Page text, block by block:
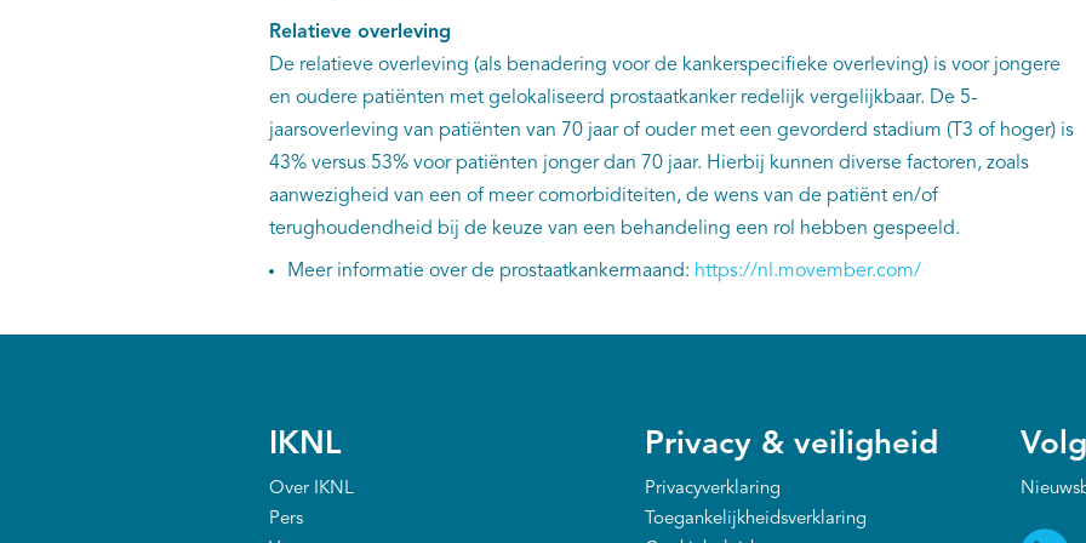
Relatieve overleving
De relatieve overleving (als benadering voor de kankerspecifieke overleving) is voor jongere
en oudere patiënten met gelokaliseerd prostaatkanker redelijk vergelijkbaar. De 5-
jaarsoverleving van patiënten van 70 jaar of ouder met een gevorderd stadium (T3 of hoger) is
43% versus 53% voor patiënten jonger dan 70 jaar. Hierbij kunnen diverse factoren, zoals
aanwezigheid van een of meer comorbiditeiten, de wens van de patiënt en/of
terughoudendheid bij de keuze van een behandeling een rol hebben gespeeld.
Meer informatie over de prostaatkankermaand: https://nl.movember.com/
IKNL
Over IKNL
Pers
Privacy & veiligheid
Privacyverklaring
Toegankelijkheidsverklaring